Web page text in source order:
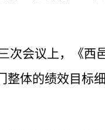
次会议上，《西
体的绩效目标